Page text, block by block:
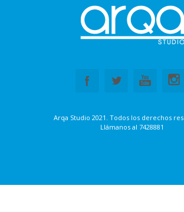
Arqa Studio 2021. Todos los derechos
Llámanos al 7428881